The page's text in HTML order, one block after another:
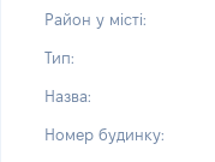
Район у місті:
Тип:
Назва:
Номер будинку: